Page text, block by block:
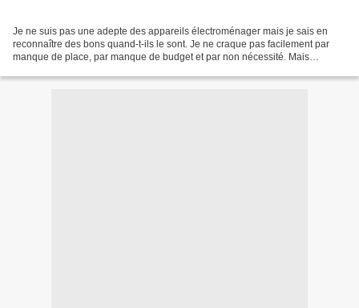
Je ne suis pas une adepte des appareils électroménager mais je sais en
reconnaître des bons quand-t-ils le sont. Je ne craque pas facilement par
manque de place, par manque de budget et par non nécessité. Mais